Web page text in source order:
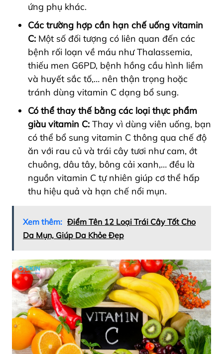
ứng phụ khác.
Các trường hợp cần hạn chế uống vitamin
C: Một số đối tượng có liên quan đến các
bệnh rối loạn về máu như Thalassemia,
thiếu men G6PD, bệnh hồng cầu hình liềm
và huyết sắc tố,… nên thận trọng hoặc
tránh dùng vitamin C dạng bổ sung.
Có thể thay thế bằng các loại thực phẩm
giàu vitamin C: Thay vì dùng viên uống, bạn
có thể bổ sung vitamin C thông qua chế độ
ăn với rau củ và trái cây tươi như cam, ớt
chuông, dâu tây, bông cải xanh,… đều là
nguồn vitamin C tự nhiên giúp cơ thể hấp
thu hiệu quả và hạn chế nổi mụn.
Xem thêm: Điểm Tên 12 Loại Trái Cây Tốt Cho
Da Mụn, Giúp Da Khỏe Đẹp